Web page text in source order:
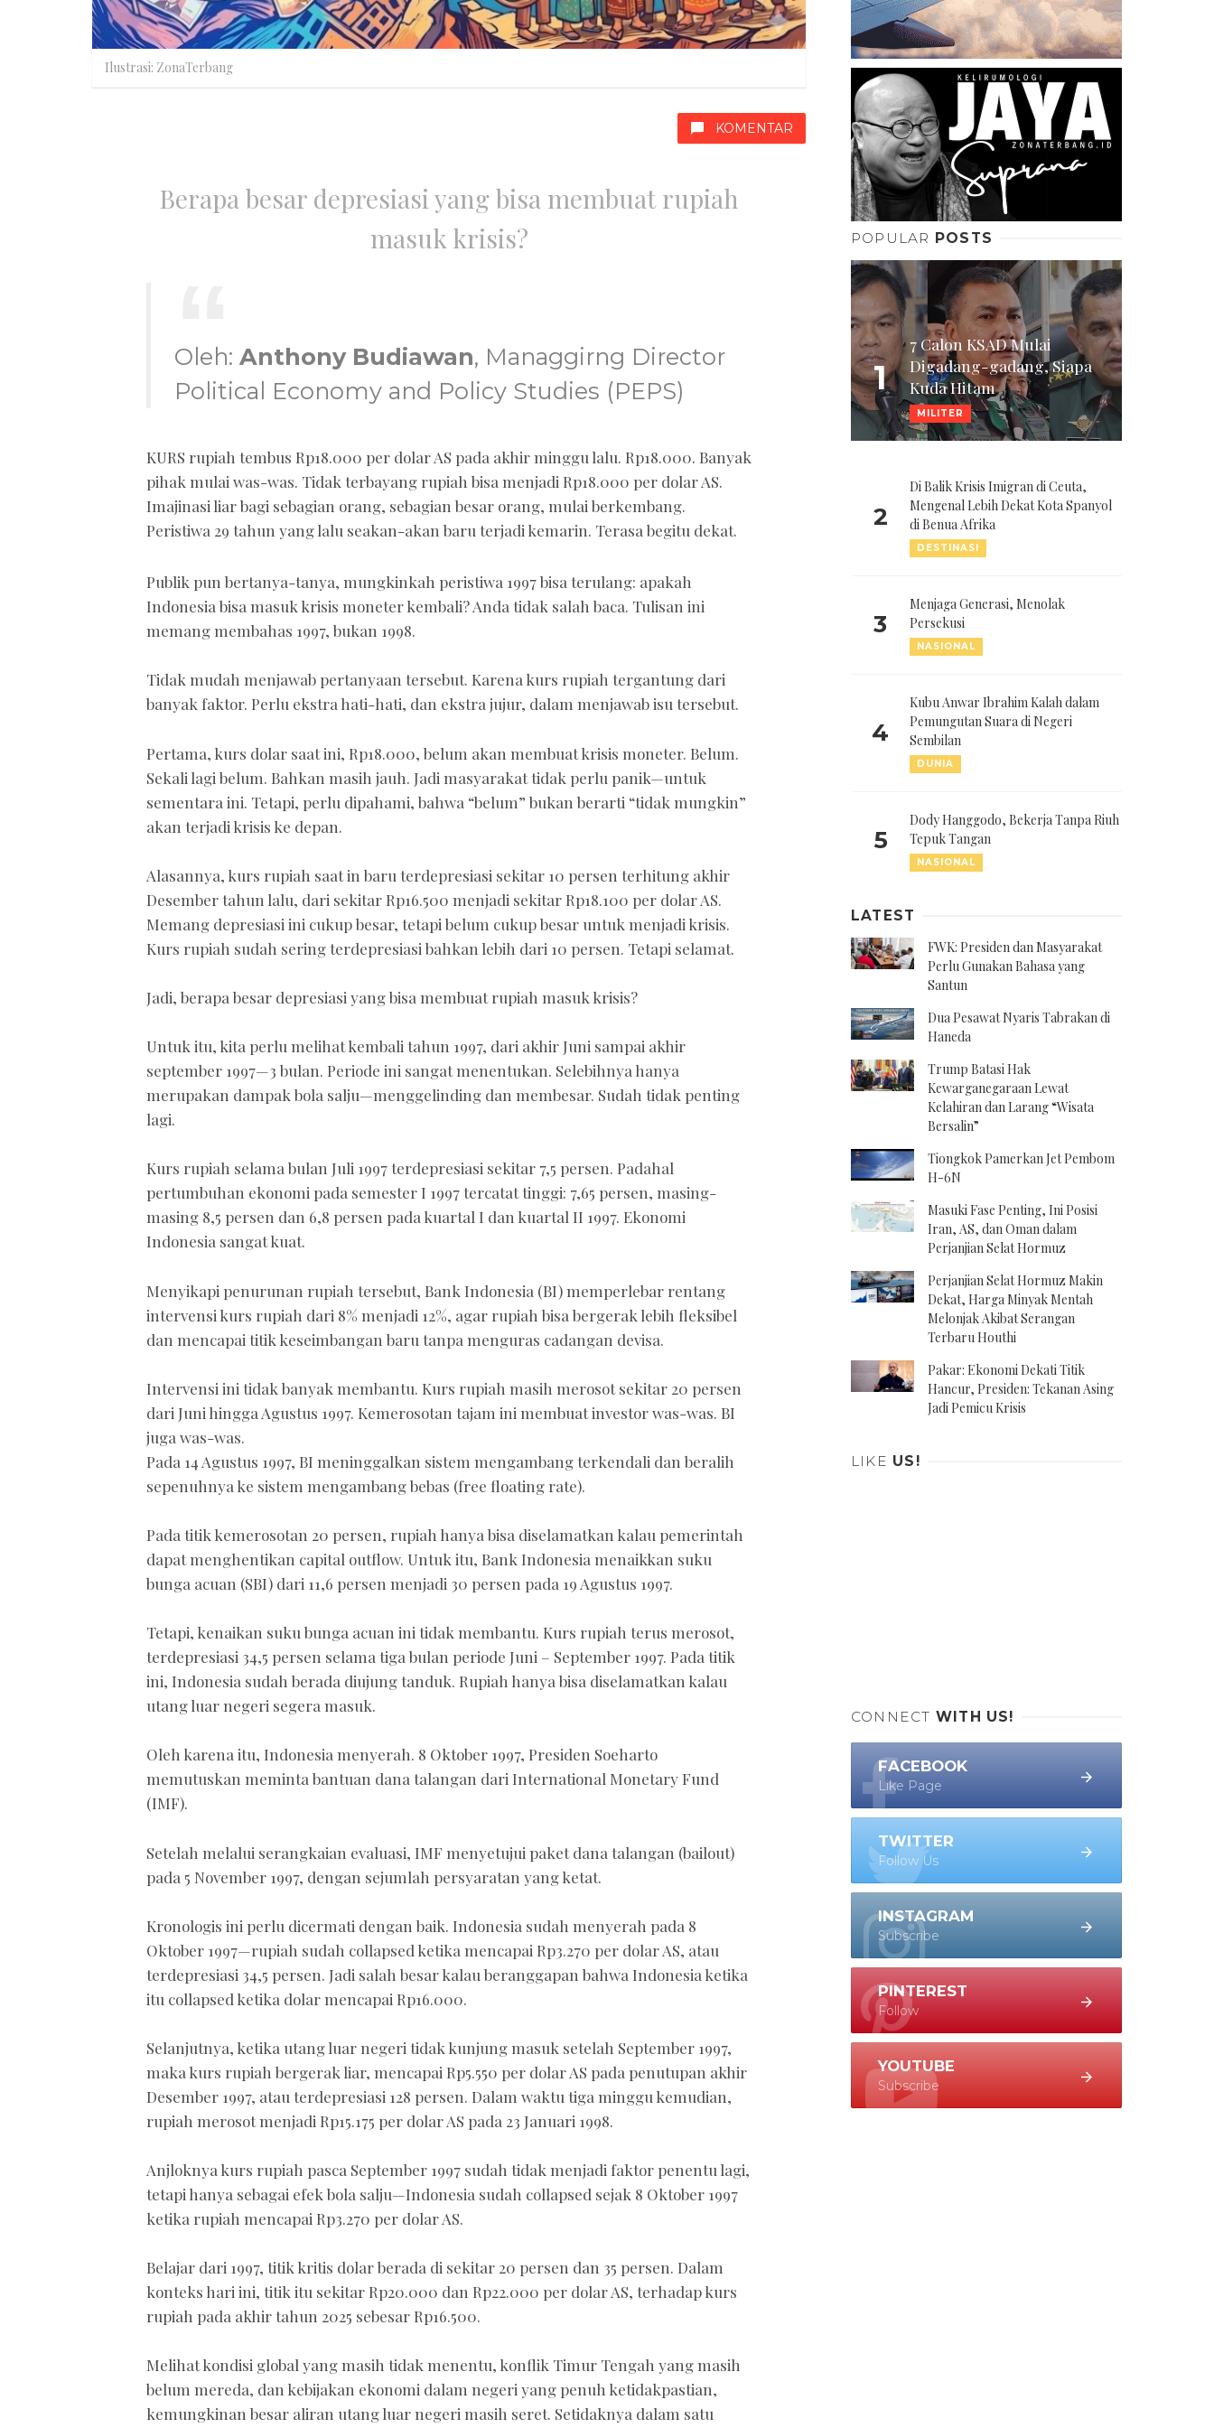
Ilustrasi: ZonaTerbang
KOMENTAR
Berapa besar depresiasi yang bisa membuat rupiah
masuk krisis?
Oleh: Anthony Budiawan, Managgirng Director
Political Economy and Policy Studies (PEPS)
KURS rupiah tembus Rp18.000 per dolar AS pada akhir minggu lalu. Rp18.000. Banyak
pihak mulai was-was. Tidak terbayang rupiah bisa menjadi Rp18.000 per dolar AS.
Imajinasi liar bagi sebagian orang, sebagian besar orang, mulai berkembang.
Peristiwa 29 tahun yang lalu seakan-akan baru terjadi kemarin. Terasa begitu dekat.
Publik pun bertanya-tanya, mungkinkah peristiwa 1997 bisa terulang: apakah
Indonesia bisa masuk krisis moneter kembali? Anda tidak salah baca. Tulisan ini
memang membahas 1997, bukan 1998.
Tidak mudah menjawab pertanyaan tersebut. Karena kurs rupiah tergantung dari
banyak faktor. Perlu ekstra hati-hati, dan ekstra jujur, dalam menjawab isu tersebut.
Pertama, kurs dolar saat ini, Rp18.000, belum akan membuat krisis moneter. Belum.
Sekali lagi belum. Bahkan masih jauh. Jadi masyarakat tidak perlu panik—untuk
sementara ini. Tetapi, perlu dipahami, bahwa “belum” bukan berarti “tidak mungkin”
akan terjadi krisis ke depan.
Alasannya, kurs rupiah saat in baru terdepresiasi sekitar 10 persen terhitung akhir
Desember tahun lalu, dari sekitar Rp16.500 menjadi sekitar Rp18.100 per dolar AS.
Memang depresiasi ini cukup besar, tetapi belum cukup besar untuk menjadi krisis.
Kurs rupiah sudah sering terdepresiasi bahkan lebih dari 10 persen. Tetapi selamat.
Jadi, berapa besar depresiasi yang bisa membuat rupiah masuk krisis?
Untuk itu, kita perlu melihat kembali tahun 1997, dari akhir Juni sampai akhir
september 1997—3 bulan. Periode ini sangat menentukan. Selebihnya hanya
merupakan dampak bola salju—menggelinding dan membesar. Sudah tidak penting
lagi.
Kurs rupiah selama bulan Juli 1997 terdepresiasi sekitar 7,5 persen. Padahal
pertumbuhan ekonomi pada semester I 1997 tercatat tinggi: 7,65 persen, masing-
masing 8,5 persen dan 6,8 persen pada kuartal I dan kuartal II 1997. Ekonomi
Indonesia sangat kuat.
Menyikapi penurunan rupiah tersebut, Bank Indonesia (BI) memperlebar rentang
intervensi kurs rupiah dari 8% menjadi 12%, agar rupiah bisa bergerak lebih fleksibel
dan mencapai titik keseimbangan baru tanpa menguras cadangan devisa.
Intervensi ini tidak banyak membantu. Kurs rupiah masih merosot sekitar 20 persen
dari Juni hingga Agustus 1997. Kemerosotan tajam ini membuat investor was-was. BI
juga was-was.
Pada 14 Agustus 1997, BI meninggalkan sistem mengambang terkendali dan beralih
sepenuhnya ke sistem mengambang bebas (free floating rate).
Pada titik kemerosotan 20 persen, rupiah hanya bisa diselamatkan kalau pemerintah
dapat menghentikan capital outflow. Untuk itu, Bank Indonesia menaikkan suku
bunga acuan (SBI) dari 11,6 persen menjadi 30 persen pada 19 Agustus 1997.
Tetapi, kenaikan suku bunga acuan ini tidak membantu. Kurs rupiah terus merosot,
terdepresiasi 34,5 persen selama tiga bulan periode Juni – September 1997. Pada titik
ini, Indonesia sudah berada diujung tanduk. Rupiah hanya bisa diselamatkan kalau
utang luar negeri segera masuk.
Oleh karena itu, Indonesia menyerah. 8 Oktober 1997, Presiden Soeharto
memutuskan meminta bantuan dana talangan dari International Monetary Fund
(IMF).
Setelah melalui serangkaian evaluasi, IMF menyetujui paket dana talangan (bailout)
pada 5 November 1997, dengan sejumlah persyaratan yang ketat.
Kronologis ini perlu dicermati dengan baik. Indonesia sudah menyerah pada 8
Oktober 1997—rupiah sudah collapsed ketika mencapai Rp3.270 per dolar AS, atau
terdepresiasi 34,5 persen. Jadi salah besar kalau beranggapan bahwa Indonesia ketika
itu collapsed ketika dolar mencapai Rp16.000.
Selanjutnya, ketika utang luar negeri tidak kunjung masuk setelah September 1997,
maka kurs rupiah bergerak liar, mencapai Rp5.550 per dolar AS pada penutupan akhir
Desember 1997, atau terdepresiasi 128 persen. Dalam waktu tiga minggu kemudian,
rupiah merosot menjadi Rp15.175 per dolar AS pada 23 Januari 1998.
Anjloknya kurs rupiah pasca September 1997 sudah tidak menjadi faktor penentu lagi,
tetapi hanya sebagai efek bola salju—Indonesia sudah collapsed sejak 8 Oktober 1997
ketika rupiah mencapai Rp3.270 per dolar AS.
Belajar dari 1997, titik kritis dolar berada di sekitar 20 persen dan 35 persen. Dalam
konteks hari ini, titik itu sekitar Rp20.000 dan Rp22.000 per dolar AS, terhadap kurs
rupiah pada akhir tahun 2025 sebesar Rp16.500.
Melihat kondisi global yang masih tidak menentu, konflik Timur Tengah yang masih
belum mereda, dan kebijakan ekonomi dalam negeri yang penuh ketidakpastian,
kemungkinan besar aliran utang luar negeri masih seret. Setidaknya dalam satu
POPULAR POSTS
1
7 Calon KSAD Mulai
Digadang-gadang, Siapa
Kuda Hitam
MILITER
2
Di Balik Krisis Imigran di Ceuta,
Mengenal Lebih Dekat Kota Spanyol
di Benua Afrika
DESTINASI
3
Menjaga Generasi, Menolak
Persekusi
NASIONAL
4
Kubu Anwar Ibrahim Kalah dalam
Pemungutan Suara di Negeri
Sembilan
DUNIA
5
Dody Hanggodo, Bekerja Tanpa Riuh
Tepuk Tangan
NASIONAL
LATEST
FWK: Presiden dan Masyarakat
Perlu Gunakan Bahasa yang
Santun
Dua Pesawat Nyaris Tabrakan di
Haneda
Trump Batasi Hak
Kewarganegaraan Lewat
Kelahiran dan Larang “Wisata
Bersalin”
Tiongkok Pamerkan Jet Pembom
H-6N
Masuki Fase Penting, Ini Posisi
Iran, AS, dan Oman dalam
Perjanjian Selat Hormuz
Perjanjian Selat Hormuz Makin
Dekat, Harga Minyak Mentah
Melonjak Akibat Serangan
Terbaru Houthi
Pakar: Ekonomi Dekati Titik
Hancur, Presiden: Tekanan Asing
Jadi Pemicu Krisis
LIKE US!
CONNECT WITH US!
FACEBOOK
Like Page
TWITTER
Follow Us
INSTAGRAM
Subscribe
PINTEREST
Follow
YOUTUBE
Subscribe